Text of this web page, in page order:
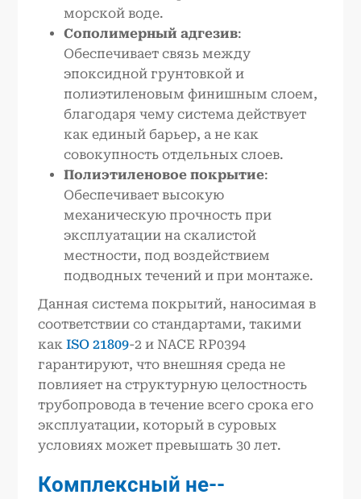
морской воде.
Сополимерный адгезив:
Обеспечивает связь между
эпоксидной грунтовкой и
полиэтиленовым финишным слоем,
благодаря чему система действует
как единый барьер, а не как
совокупность отдельных слоев.
Полиэтиленовое покрытие:
Обеспечивает высокую
механическую прочность при
эксплуатации на скалистой
местности, под воздействием
подводных течений и при монтаже.
Данная система покрытий, наносимая в
соответствии со стандартами, такими
какISO 21809-2 и NACE RP0394
гарантируют, что внешняя среда не
повлияет на структурную целостность
трубопровода в течение всего срока его
эксплуатации, который в суровых
условиях может превышать 30 лет.
Комплексный не--